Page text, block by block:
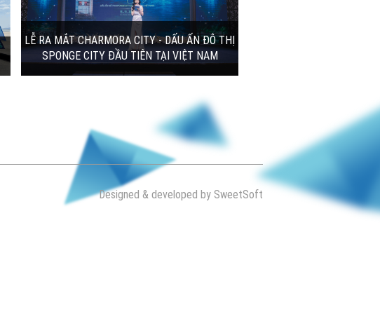
Designed & developed by SweetSoft